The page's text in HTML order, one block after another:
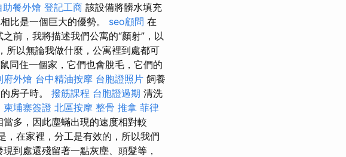
助餐外燴 登記工商 該設備將髒水填充
比是一個巨大的優勢。 seo顧問 在
前，我將描述我們公寓的“顏射”，以
所以無論我做什麼，公寓裡到處都可
同住一個家，它們也會脫毛，它們的
府外燴 台中精油按摩 台胞證照片 飼養
房子時。 撥筋課程 台胞證過期 清洗
柬埔寨簽證 北區按摩 整骨 推拿 菲律
多，因此塵蟎出現的速度相對較
，在家裡，分工是有效的，所以我們
到處還殘留著一點灰塵、頭髮等，